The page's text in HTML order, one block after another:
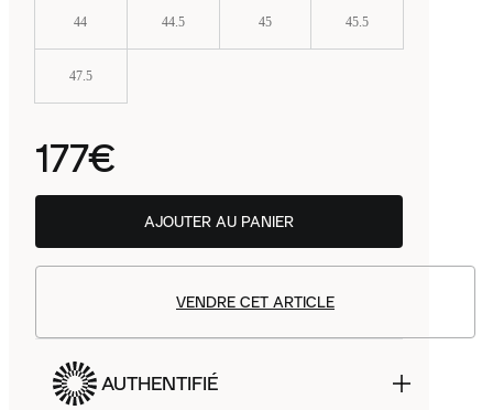
44 44.5 45 45.5
47.5
177€
AJOUTER AU PANIER
VENDRE CET ARTICLE
AUTHENTIFIÉ